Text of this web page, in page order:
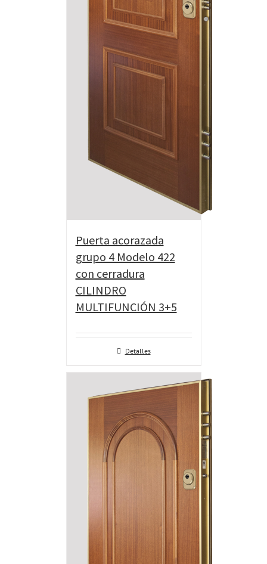
Puerta acorazada
grupo 4 Modelo 422
con cerradura
CILINDRO
MULTIFUNCIÓN 3+5
Detalles